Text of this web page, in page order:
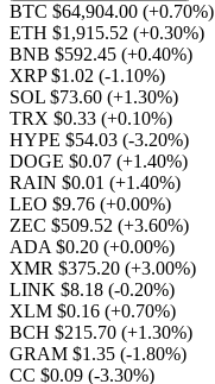
BTC $64,904.00 (+0.70%)
ETH $1,915.52 (+0.30%)
BNB $592.45 (+0.40%)
XRP $1.02 (-1.10%)
SOL $73.60 (+1.30%)
TRX $0.33 (+0.10%)
HYPE $54.03 (-3.20%)
DOGE $0.07 (+1.40%)
RAIN $0.01 (+1.40%)
LEO $9.76 (+0.00%)
ZEC $509.52 (+3.60%)
ADA $0.20 (+0.00%)
XMR $375.20 (+3.00%)
LINK $8.18 (-0.20%)
XLM $0.16 (+0.70%)
BCH $215.70 (+1.30%)
GRAM $1.35 (-1.80%)
CC $0.09 (-3.30%)